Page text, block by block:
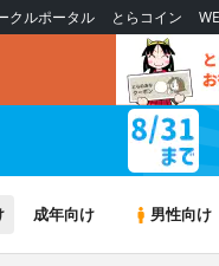
クルポータル とらコイン
成年向け 男性向け